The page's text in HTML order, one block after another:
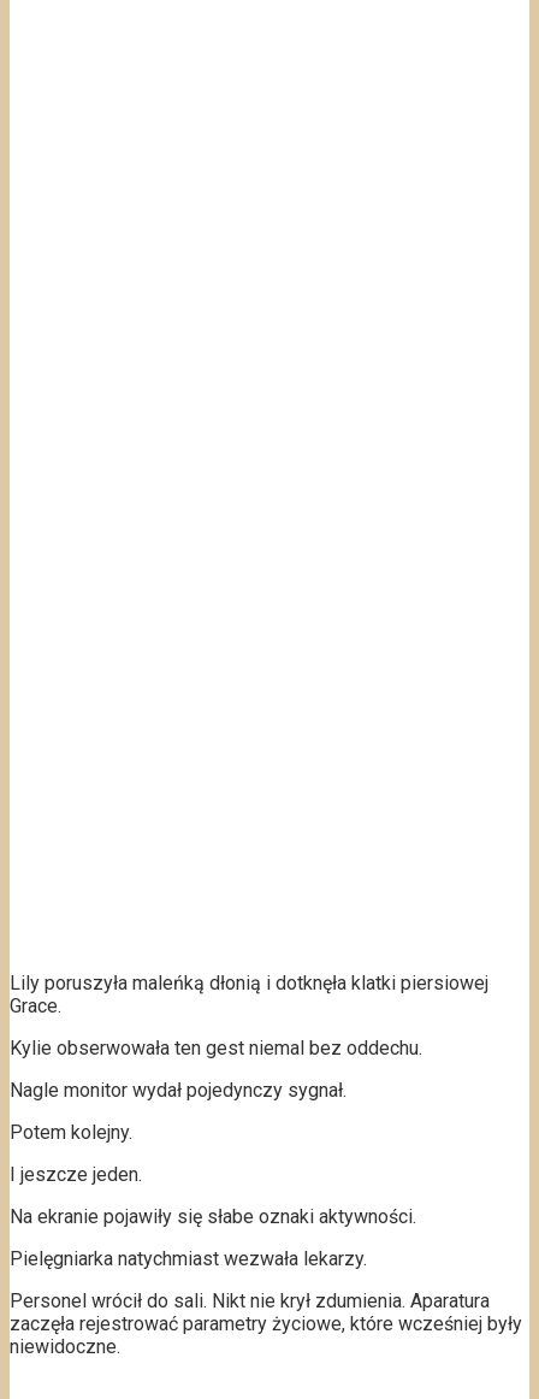
Lily poruszyła maleńką dłonią i dotknęła klatki piersiowej
Grace.
Kylie obserwowała ten gest niemal bez oddechu.
Nagle monitor wydał pojedynczy sygnał.
Potem kolejny.
I jeszcze jeden.
Na ekranie pojawiły się słabe oznaki aktywności.
Pielęgniarka natychmiast wezwała lekarzy.
Personel wrócił do sali. Nikt nie krył zdumienia. Aparatura
zaczęła rejestrować parametry życiowe, które wcześniej były
niewidoczne.